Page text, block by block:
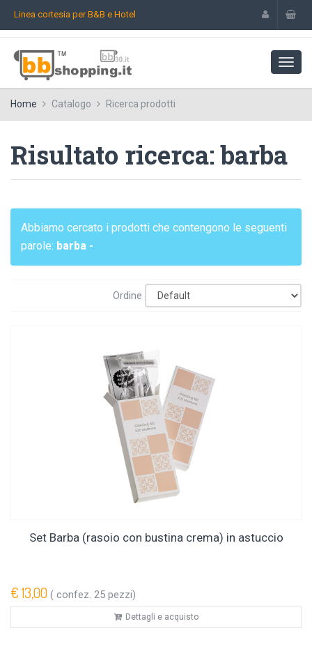
Linea cortesia per B&B e Hotel
Home Catalogo Ricerca prodotti
Risultato ricerca: barba
Abbiamo cercato i prodotti che contengono le seguenti
parole: barba -
Ordine
Set Barba (rasoio con bustina crema) in astuccio
€ 13,00 ( confez. 25 pezzi)
Dettagli e acquisto